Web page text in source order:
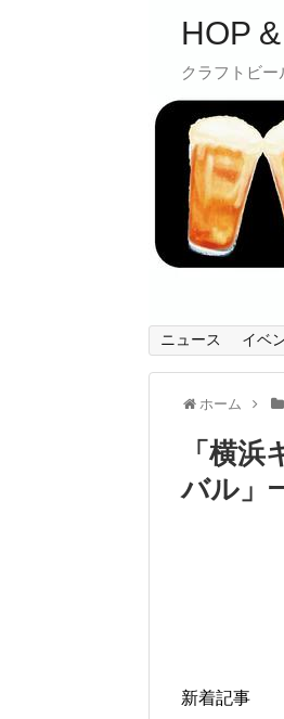
HOP
クラフトビー
ニュース イベ
ホーム
「 横浜
バル 」
新着記事